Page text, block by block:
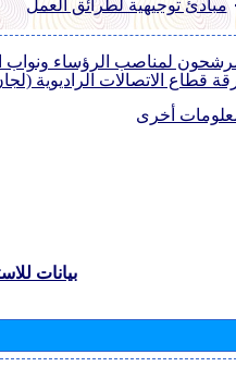
مبادئ توجيهية لطرائق العمل
لمناصب الرؤساء ونواب
قطاع الاتصالات الراديوية
أخرى
بيانات